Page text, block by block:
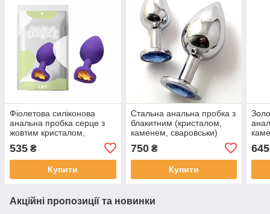
Фіолетова силіконова
анальна пробка серце з
жовтим кристалом,
каменем, сваровськи, M
535 ₴
Купити
Стальна анальна пробка з
блакитним (кристалом,
каменем, сваровськи)
750₴
Купити
645
Акційні пропозиції та новинки